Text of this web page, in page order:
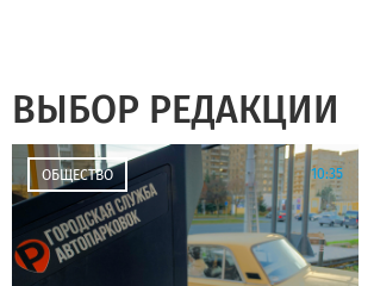
ВЫБОР РЕДАКЦИИ
ОБЩЕСТВО 10:35